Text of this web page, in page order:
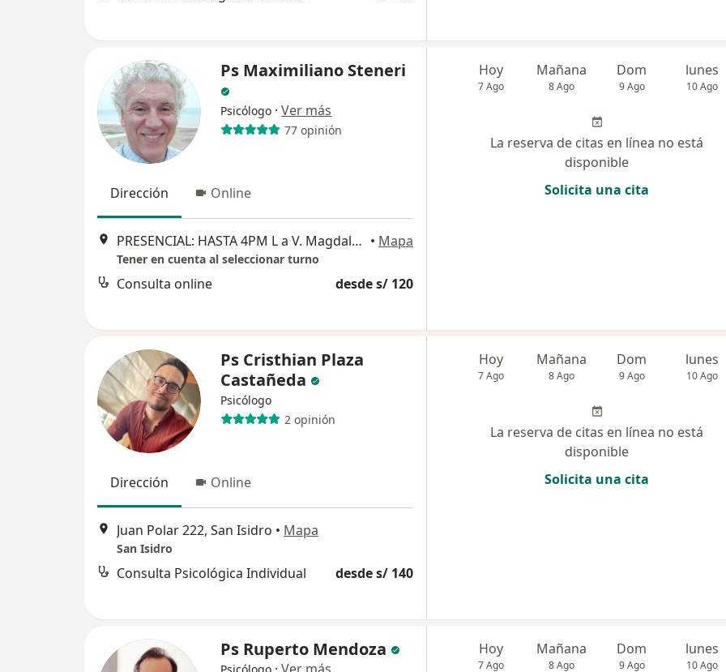
Ps Maximiliano Steneri
Psicólogo · Ver más
77 opinión
Dirección Online
PRESENCIAL: HASTA 4PM L a V. Magdalena del mar, Av Brasil 4064 (cualquier duda comuníquese con el psicólogo al, Lima • Mapa
Tener en cuenta al seleccionar turno
Consulta online desde s/ 120
Hoy
7 Ago
Mañana
8 Ago
Dom
9 Ago
lunes
10 Ago
La reserva de citas en línea no está
disponible
Solicita una cita
Ps Cristhian Plaza
Castañeda
Psicólogo
2 opinión
Dirección Online
Juan Polar 222, San Isidro • Mapa
San Isidro
Consulta Psicológica Individual desde s/ 140
Hoy
7 Ago
Mañana
8 Ago
Dom
9 Ago
lunes
10 Ago
La reserva de citas en línea no está
disponible
Solicita una cita
Ps Ruperto Mendoza Hoy
7 Ago
Mañana
8 Ago
Dom
9 Ago
lunes
10 Ago